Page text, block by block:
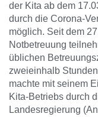
der Kita ab dem
durch die Corona-
möglich. Seit dem
Notbetreuung
üblichen
zweieinhalb
machte mit seinem
Kita-Betriebs durch
Landesregierung